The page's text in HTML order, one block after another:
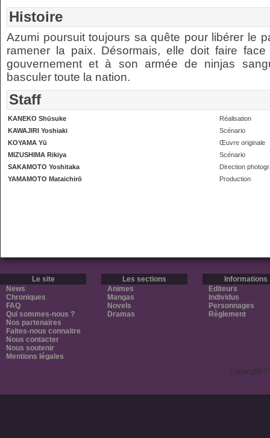
Histoire
Azumi poursuit toujours sa quête pour libérer le
ramener la paix. Désormais, elle doit faire
gouvernement et à son armée de ninjas
basculer toute la nation.
Staff
KANEKO Shūsuke
Réalisation
KAWAJIRI Yoshiaki
Scénario
KOYAMA Yū
Œuvre originale
MIZUSHIMA Rikiya
Scénario
SAKAMOTO Yoshitaka
Direction
YAMAMOTO Mataichirō
Production
Le site
News
Chroniques
FAQ
Qui sommes-nous ?
Nos partenaires
Faites-nous connaitre
Nous contacter
Nous soutenir
Mentions légales
Les sections
Animes
Mangas
Novels
Dramas
Informations
Editeurs
Individus
Personnages
Règlement
Copyright ©